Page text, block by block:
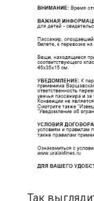
Так